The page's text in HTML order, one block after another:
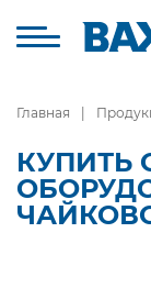
Главная
КУПИТЬ